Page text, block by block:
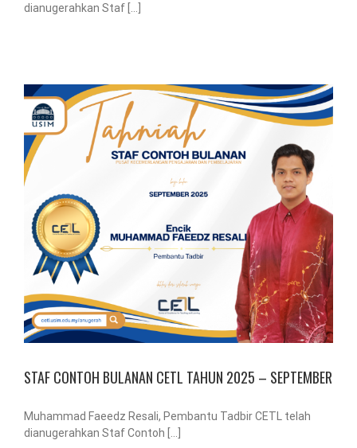
dianugerahkan Staf [...]
STAF CONTOH BULANAN CETL TAHUN 2025 – SEPTEMBER
Muhammad Faeedz Resali, Pembantu Tadbir CETL telah
dianugerahkan Staf Contoh [...]